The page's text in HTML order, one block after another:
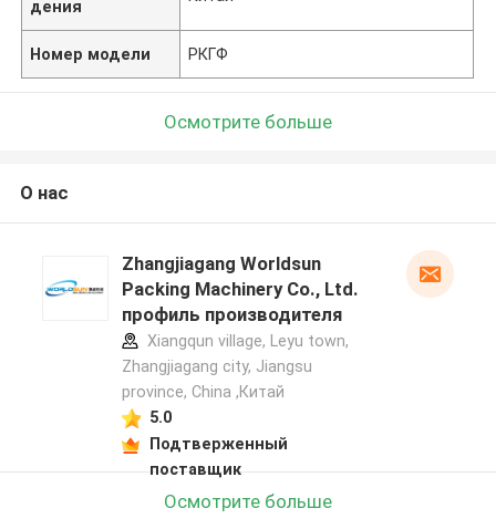
дения
Номер модели РКГФ
Осмотрите больше
О нас
Zhangjiagang Worldsun
Packing Machinery Co., Ltd.
профиль производителя
Xiangqun village, Leyu town,
Zhangjiagang city, Jiangsu
province, China ,Китай
5.0
Подтверженный
поставщик
Осмотрите больше